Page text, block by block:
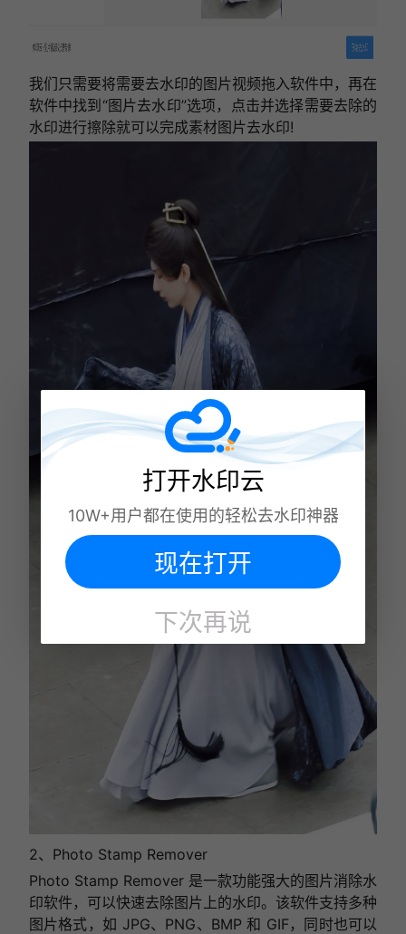
我们只需要将需要去水印的图片视频拖入软件中，再在
软件中找到“图片去水印”选项，点击并选择需要去除的
水印进行擦除就可以完成素材图片去水印!
2、Photo Stamp Remover
Photo Stamp Remover 是一款功能强大的图片消除水
印软件，可以快速去除图片上的水印。该软件支持多种
图片格式，如 JPG、PNG、BMP 和 GIF，同时也可以
打开水印云
10W+用户都在使用的轻松去水印神器
现在打开
下次再说